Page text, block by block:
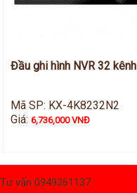
Đầu ghi hình NVR 32 kênh
Mã SP: KX-4K8232N2
Giá:6,736,000 VNĐ
Tư vấn 0949361137